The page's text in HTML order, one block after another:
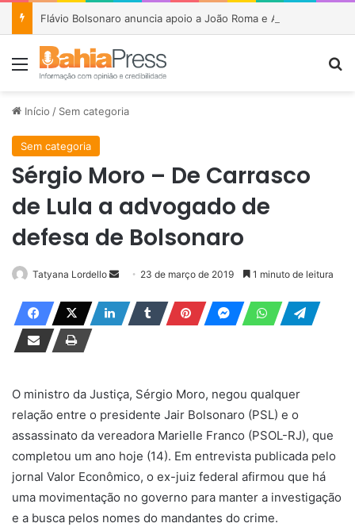
Menu
Início / Sem categoria
Sem categoria
Sérgio Moro – De Carrasco
de Lula a advogado de
defesa de Bolsonaro
Tatyana Lordello
m
i
l
23 de março de 2019 1 minuto de leitura
O ministro da Justiça, Sérgio Moro, negou qualquer
relação entre o presidente Jair Bolsonaro (PSL) e o
assassinato da vereadora Marielle Franco (PSOL-RJ), que
completou um ano hoje (14). Em entrevista publicada pelo
jornal Valor Econômico, o ex-juiz federal afirmou que há
uma movimentação no governo para manter a investigação
e a busca pelos nomes do mandantes do crime.